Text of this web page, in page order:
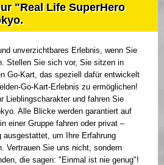
"Real Life SuperHero
unverzichtbares Erlebnis, wenn Sie
Stellen Sie sich vor, Sie sitzen in
Go-Kart, das speziell dafür entwickelt
Go-Kart-Erlebnis zu ermöglichen!
Lieblingscharakter und fahren Sie
Alle Blicke werden garantiert auf
einer Gruppe fahren oder privat –
um Ihre Erfahrung
Vertrauen Sie uns nicht, sondern
die sagen: "Einmal ist nie genug"!